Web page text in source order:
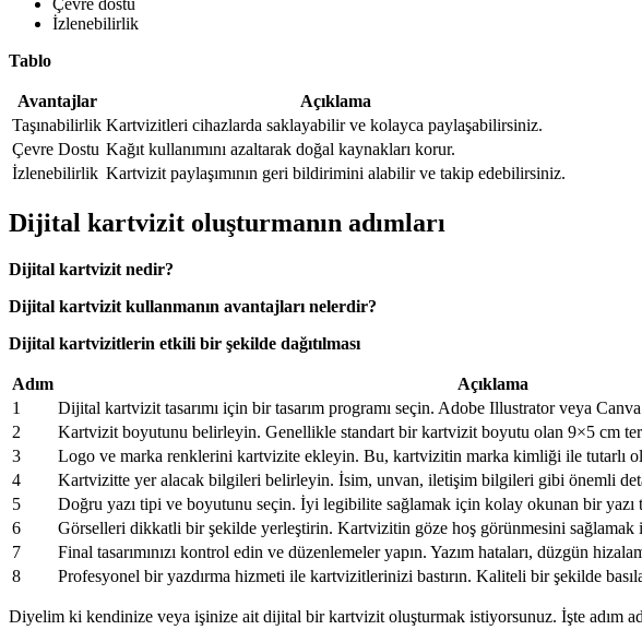
Çevre dostu
İzlenebilirlik
Tablo
Avantajlar
Açıklama
Taşınabilirlik Kartvizitleri cihazlarda saklayabilir ve kolayca paylaşabilirsiniz.
Çevre Dostu Kağıt kullanımını azaltarak doğal kaynakları korur.
İzlenebilirlik Kartvizit paylaşımının geri bildirimini alabilir ve takip edebilirsiniz.
Dijital kartvizit oluşturmanın adımları
Dijital kartvizit nedir?
Dijital kartvizit kullanmanın avantajları nelerdir?
Dijital kartvizitlerin etkili bir şekilde dağıtılması
Adım
Açıklama
1
Dijital kartvizit tasarımı için bir tasarım programı seçin. Adobe Illustrator veya
2
Kartvizit boyutunu belirleyin. Genellikle standart bir kartvizit boyutu olan 9×5 cm
3
Logo ve marka renklerini kartvizite ekleyin. Bu, kartvizitin marka kimliği ile tutarlı
4
Kartvizitte yer alacak bilgileri belirleyin. İsim, unvan, iletişim bilgileri gibi önemli
5
Doğru yazı tipi ve boyutunu seçin. İyi legibilite sağlamak için kolay okunan bir yazı
6
Görselleri dikkatli bir şekilde yerleştirin. Kartvizitin göze hoş görünmesini sağlamak
7
Final tasarımınızı kontrol edin ve düzenlemeler yapın. Yazım hataları, düzgün
8
Profesyonel bir yazdırma hizmeti ile kartvizitlerinizi bastırın. Kaliteli bir şekilde
Diyelim ki kendinize veya işinize ait dijital bir kartvizit oluşturmak istiyorsunuz. İşte adım